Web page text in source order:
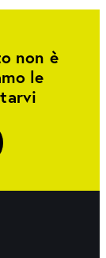
non è
le